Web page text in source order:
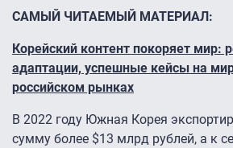
САМЫЙ ЧИТАЕМЫЙ МАТЕРИАЛ:
Корейский контент покоряет мир:
адаптации, успешные кейсы на
российском рынках
В 2022 году Южная Корея
сумму более $13 млрд рублей, а к